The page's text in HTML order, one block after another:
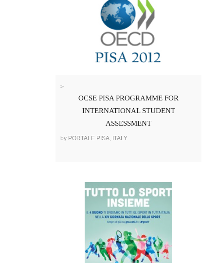
>
OCSE PISA PROGRAMME FOR
INTERNATIONAL STUDENT
ASSESSMENT
by PORTALE PISA, ITALY